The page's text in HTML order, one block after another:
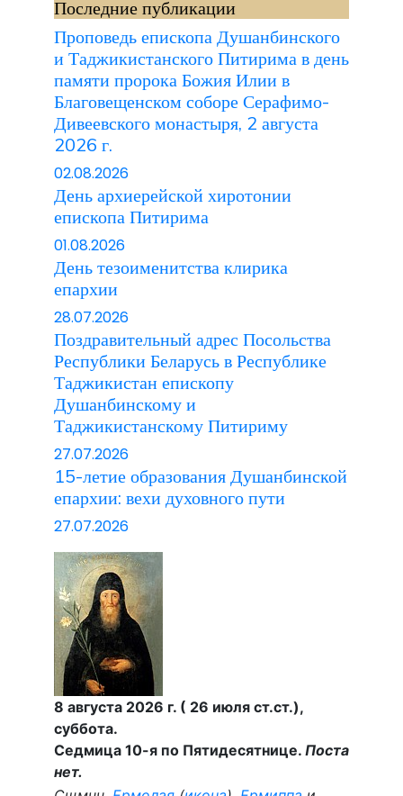
Последние публикации
Проповедь епископа Душанбинского
и Таджикистанского Питирима в день
памяти пророка Божия Илии в
Благовещенском соборе Серафимо-
Дивеевского монастыря, 2 августа
2026 г.
02.08.2026
День архиерейской хиротонии
епископа Питирима
01.08.2026
День тезоименитства клирика
епархии
28.07.2026
Поздравительный адрес Посольства
Республики Беларусь в Республике
Таджикистан епископу
Душанбинскому и
Таджикистанскому Питириму
27.07.2026
15-летие образования Душанбинской
епархии: вехи духовного пути
27.07.2026
8 августа 2026 г. ( 26 июля ст.ст.),
суббота.
Седмица 10-я по Пятидесятнице. Поста
нет.